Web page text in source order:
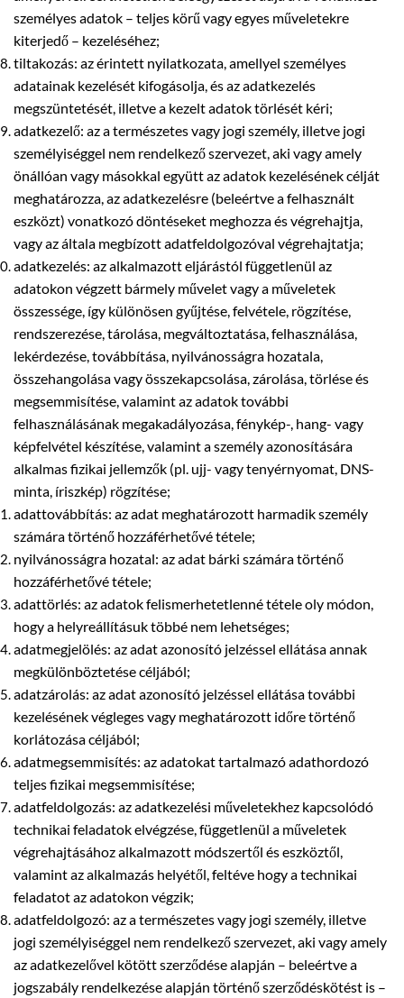
személyes adatok – teljes körű vagy egyes műveletekre
kiterjedő – kezeléséhez;
tiltakozás: az érintett nyilatkozata, amellyel személyes
adatainak kezelését kifogásolja, és az adatkezelés
megszüntetését, illetve a kezelt adatok törlését kéri;
adatkezelő: az a természetes vagy jogi személy, illetve jogi
személyiséggel nem rendelkező szervezet, aki vagy amely
önállóan vagy másokkal együtt az adatok kezelésének célját
meghatározza, az adatkezelésre (beleértve a felhasznált
eszközt) vonatkozó döntéseket meghozza és végrehajtja,
vagy az általa megbízott adatfeldolgozóval végrehajtatja;
adatkezelés: az alkalmazott eljárástól függetlenül az
adatokon végzett bármely művelet vagy a műveletek
összessége, így különösen gyűjtése, felvétele, rögzítése,
rendszerezése, tárolása, megváltoztatása, felhasználása,
lekérdezése, továbbítása, nyilvánosságra hozatala,
összehangolása vagy összekapcsolása, zárolása, törlése és
megsemmisítése, valamint az adatok további
felhasználásának megakadályozása, fénykép-, hang- vagy
képfelvétel készítése, valamint a személy azonosítására
alkalmas fizikai jellemzők (pl. ujj- vagy tenyérnyomat, DNS-
minta, íriszkép) rögzítése;
adattovábbítás: az adat meghatározott harmadik személy
számára történő hozzáférhetővé tétele;
nyilvánosságra hozatal: az adat bárki számára történő
hozzáférhetővé tétele;
adattörlés: az adatok felismerhetetlenné tétele oly módon,
hogy a helyreállításuk többé nem lehetséges;
adatmegjelölés: az adat azonosító jelzéssel ellátása annak
megkülönböztetése céljából;
adatzárolás: az adat azonosító jelzéssel ellátása további
kezelésének végleges vagy meghatározott időre történő
korlátozása céljából;
adatmegsemmisítés: az adatokat tartalmazó adathordozó
teljes fizikai megsemmisítése;
adatfeldolgozás: az adatkezelési műveletekhez kapcsolódó
technikai feladatok elvégzése, függetlenül a műveletek
végrehajtásához alkalmazott módszertől és eszköztől,
valamint az alkalmazás helyétől, feltéve hogy a technikai
feladatot az adatokon végzik;
adatfeldolgozó: az a természetes vagy jogi személy, illetve
jogi személyiséggel nem rendelkező szervezet, aki vagy amely
az adatkezelővel kötött szerződése alapján – beleértve a
jogszabály rendelkezése alapján történő szerződéskötést is –